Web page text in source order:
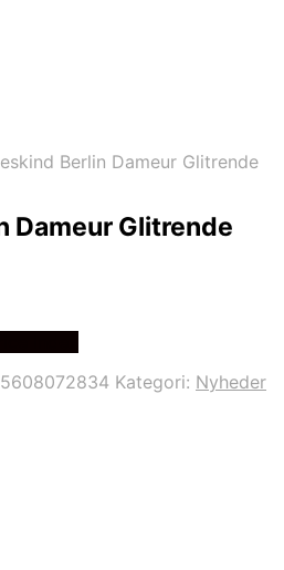
Berlin Dameur Glitrende
Dameur Glitrende
Kategori: Nyheder